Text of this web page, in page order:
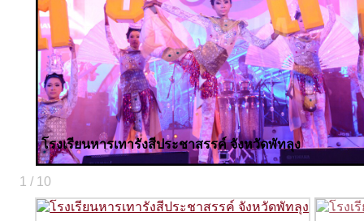
โรงเรียนหารเทารังสีประชาสรรค์ จังหวัดพัทลุง
1 / 10